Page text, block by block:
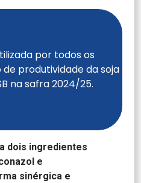
por todos os
produtividade da soja
na safra 2024/25.
dois ingredientes
e
sinérgica e